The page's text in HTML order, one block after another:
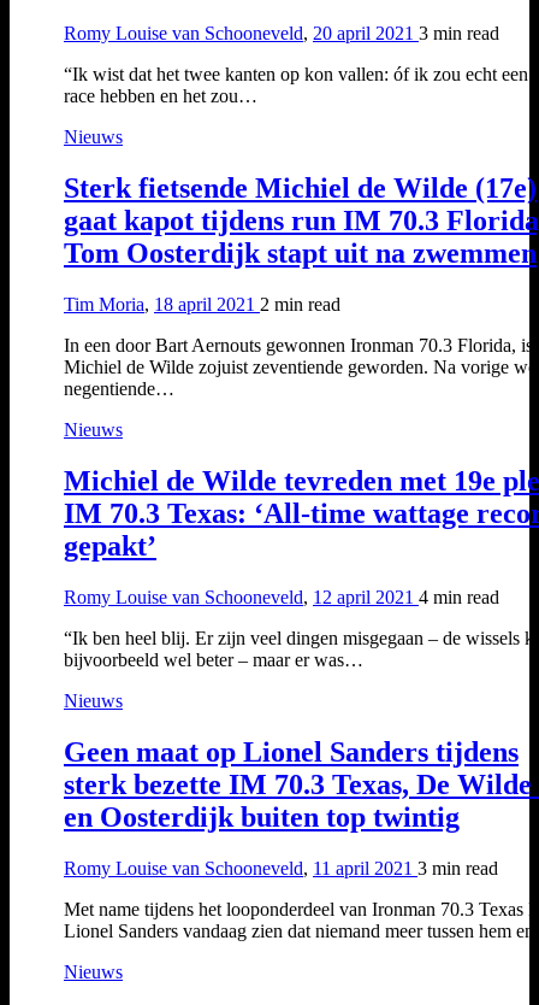
Romy Louise van Schooneveld, 20 april 2021 3 min read
“Ik wist dat het twee kanten op kon vallen: óf ik zou echt een
race hebben en het zou…
Nieuws
Sterk fietsende Michiel de Wilde (17e)
gaat kapot tijdens run IM 70.3
Tom Oosterdijk stapt uit na zwemmen
Tim Moria, 18 april 2021 2 min read
In een door Bart Aernouts gewonnen Ironman 70.3 Florida, is
Michiel de Wilde zojuist zeventiende geworden. Na vorige
negentiende…
Nieuws
Michiel de Wilde tevreden met 19e
IM 70.3 Texas: ‘All-time wattage
gepakt’
Romy Louise van Schooneveld, 12 april 2021 4 min read
“Ik ben heel blij. Er zijn veel dingen misgegaan – de wissels
bijvoorbeeld wel beter – maar er was…
Nieuws
Geen maat op Lionel Sanders tijdens
sterk bezette IM 70.3 Texas, De Wilde
en Oosterdijk buiten top twintig
Romy Louise van Schooneveld, 11 april 2021 3 min read
Met name tijdens het looponderdeel van Ironman 70.3 Texas
Lionel Sanders vandaag zien dat niemand meer tussen hem
Nieuws